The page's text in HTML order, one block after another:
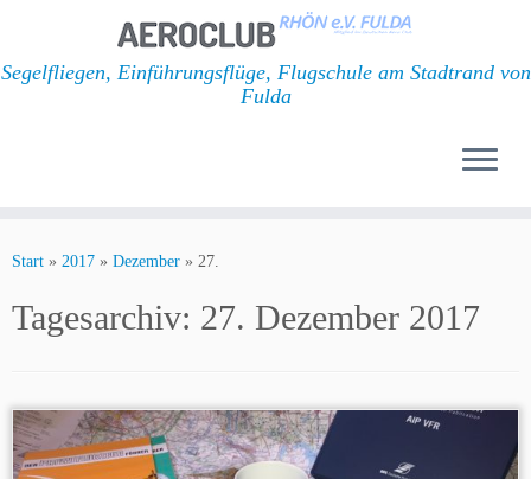
Inhalt
Segelfliegen, Einführungsflüge, Flugschule am Stadtrand von
Fulda
Start » 2017 » Dezember » 27.
Tagesarchiv: 27. Dezember 2017